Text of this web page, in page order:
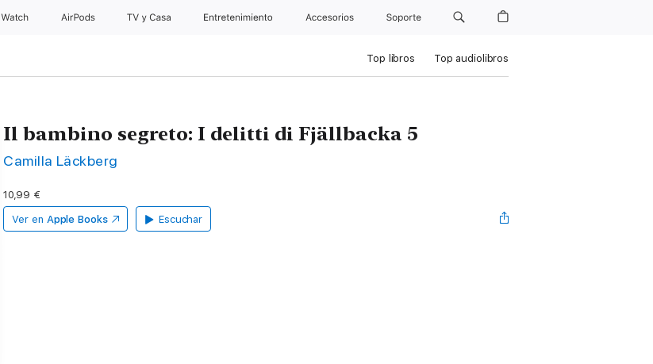
Watch AirPods TV y Casa Entretenimiento Accesorios Soporte
Top libros Top audiolibros
Il bambino segreto: I delitti di Fjällbacka 5
Camilla Läckberg
10,99 €
Ver en Apple Books Escuchar